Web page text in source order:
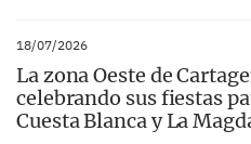
18/07/2026
La zona Oeste de
celebrando sus fiestas
Cuesta Blanca y La